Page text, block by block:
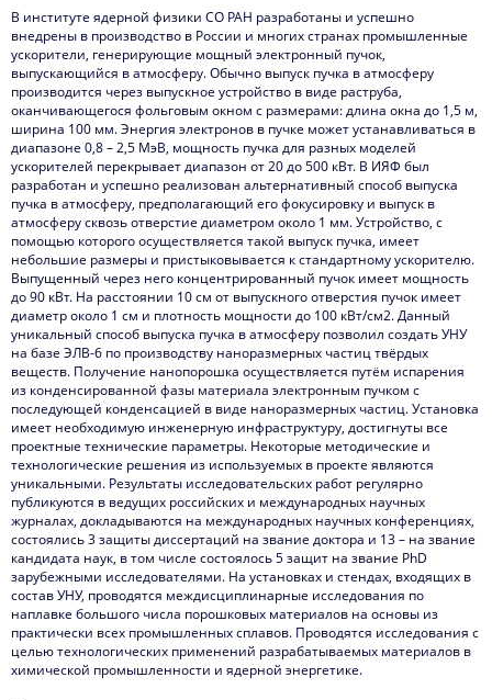
Типовые работы и услуги
Методики измерений
Перечень оборудования
План работы установки
Выполненные работы и услуги
Контакты
В институте ядерной физики СО РАН разработаны и успешно
внедрены в производство в России и многих странах промышленные
ускорители, генерирующие мощный электронный пучок,
выпускающийся в атмосферу. Обычно выпуск пучка в атмосферу
производится через выпускное устройство в виде раструба,
оканчивающегося фольговым окном с размерами: длина окна до 1,5 м,
ширина 100 мм. Энергия электронов в пучке может устанавливаться в
диапазоне 0,8 – 2,5 МэВ, мощность пучка для разных моделей
ускорителей перекрывает диапазон от 20 до 500 кВт. В ИЯФ был
разработан и успешно реализован альтернативный способ выпуска
пучка в атмосферу, предполагающий его фокусировку и выпуск в
атмосферу сквозь отверстие диаметром около 1 мм. Устройство, с
помощью которого осуществляется такой выпуск пучка, имеет
небольшие размеры и пристыковывается к стандартному ускорителю.
Выпущенный через него концентрированный пучок имеет мощность
до 90 кВт. На расстоянии 10 см от выпускного отверстия пучок имеет
диаметр около 1 см и плотность мощности до 100 кВт/см2. Данный
уникальный способ выпуска пучка в атмосферу позволил создать УНУ
на базе ЭЛВ-6 по производству наноразмерных частиц твёрдых
веществ. Получение нанопорошка осуществляется путём испарения
из конденсированной фазы материала электронным пучком с
последующей конденсацией в виде наноразмерных частиц. Установка
имеет необходимую инженерную инфраструктуру, достигнуты все
проектные технические параметры. Некоторые методические и
технологические решения из используемых в проекте являются
уникальными. Результаты исследовательских работ регулярно
публикуются в ведущих российских и международных научных
журналах, докладываются на международных научных конференциях,
состоялись 3 защиты диссертаций на звание доктора и 13 – на звание
кандидата наук, в том числе состоялось 5 защит на звание PhD
зарубежными исследователями. На установках и стендах, входящих в
состав УНУ, проводятся междисциплинарные исследования по
наплавке большого числа порошковых материалов на основы из
практически всех промышленных сплавов. Проводятся исследования с
целью технологических применений разрабатываемых материалов в
химической промышленности и ядерной энергетике.